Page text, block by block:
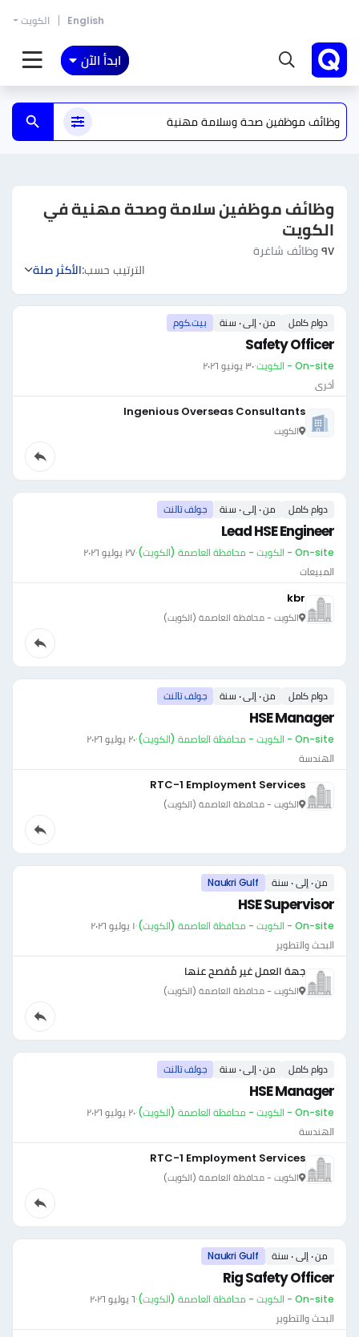
English الكويت
ابدأ الآن
وظائف موظفين سلامة وصحة مهنية في
الكويت
٩٧ وظائف شاغرة
الترتيب حسب:الأكثر صلة
دوام كامل من ٠ إلى ٠ سنة بيت.كوم
Safety Officer
On-site - الكويت ·٣٠ يونيو ٢٠٢٦
أخرى
Ingenious Overseas Consultants
الكويت
دوام كامل من ٠ إلى ٠ سنة جولف تالنت
Lead HSE Engineer
On-site - الكويت - محافظة العاصمة (الكويت) ·٢٧ يوليو ٢٠٢٦
المبيعات
kbr
الكويت - محافظة العاصمة (الكويت)
دوام كامل من ٠ إلى ٠ سنة جولف تالنت
HSE Manager
On-site - الكويت - محافظة العاصمة (الكويت) ·٢٠ يوليو ٢٠٢٦
الهندسة
RTC-1 Employment Services
الكويت - محافظة العاصمة (الكويت)
من ٠ إلى ٠ سنة Naukri Gulf
HSE Supervisor
On-site - الكويت - محافظة العاصمة (الكويت) ·١ يوليو ٢٠٢٦
البحث والتطوير
جهة العمل غير مُفصح عنها
الكويت - محافظة العاصمة (الكويت)
دوام كامل من ٠ إلى ٠ سنة جولف تالنت
HSE Manager
On-site - الكويت - محافظة العاصمة (الكويت) ·٢٠ يوليو ٢٠٢٦
الهندسة
RTC-1 Employment Services
الكويت - محافظة العاصمة (الكويت)
من ٠ إلى ٠ سنة Naukri Gulf
Rig Safety Officer
On-site - الكويت - محافظة العاصمة (الكويت) ·٦ يوليو ٢٠٢٦
البحث والتطوير